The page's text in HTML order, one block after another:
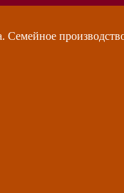
Семейное